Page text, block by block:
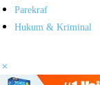
Parekraf
Hukum & Kriminal